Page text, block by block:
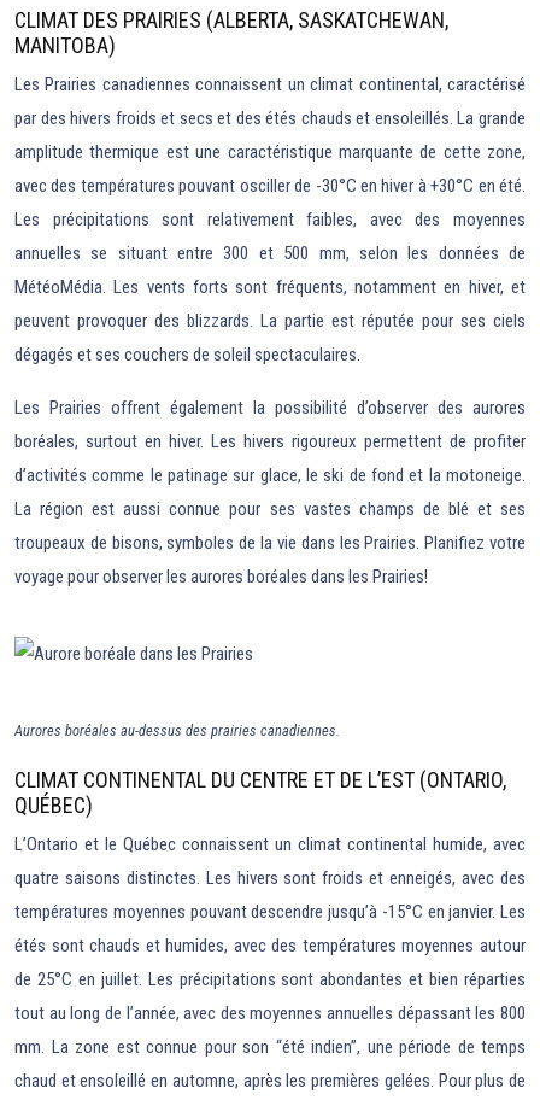
CLIMAT DES PRAIRIES (ALBERTA, SASKATCHEWAN,
MANITOBA)
Les Prairies canadiennes connaissent un climat continental, caractérisé
par des hivers froids et secs et des étés chauds et ensoleillés. La grande
amplitude thermique est une caractéristique marquante de cette zone,
avec des températures pouvant osciller de -30°C en hiver à +30°C en été.
Les précipitations sont relativement faibles, avec des moyennes
annuelles se situant entre 300 et 500 mm, selon les données de
MétéoMédia. Les vents forts sont fréquents, notamment en hiver, et
peuvent provoquer des blizzards. La partie est réputée pour ses ciels
dégagés et ses couchers de soleil spectaculaires.
Les Prairies offrent également la possibilité d’observer des aurores
boréales, surtout en hiver. Les hivers rigoureux permettent de profiter
d’activités comme le patinage sur glace, le ski de fond et la motoneige.
La région est aussi connue pour ses vastes champs de blé et ses
troupeaux de bisons, symboles de la vie dans les Prairies. Planifiez votre
voyage pour observer les aurores boréales dans les Prairies!
Aurores boréales au-dessus des prairies canadiennes.
CLIMAT CONTINENTAL DU CENTRE ET DE L’EST (ONTARIO,
QUÉBEC)
L’Ontario et le Québec connaissent un climat continental humide, avec
quatre saisons distinctes. Les hivers sont froids et enneigés, avec des
températures moyennes pouvant descendre jusqu’à -15°C en janvier. Les
étés sont chauds et humides, avec des températures moyennes autour
de 25°C en juillet. Les précipitations sont abondantes et bien réparties
tout au long de l’année, avec des moyennes annuelles dépassant les 800
mm. La zone est connue pour son “été indien”, une période de temps
chaud et ensoleillé en automne, après les premières gelées. Pour plus de